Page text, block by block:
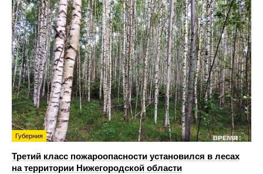
Губерния
Третий класс пожароопасности установился в лесах
на территории Нижегородской области